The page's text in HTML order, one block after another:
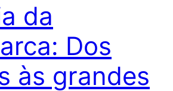
da
Dos
às grandes